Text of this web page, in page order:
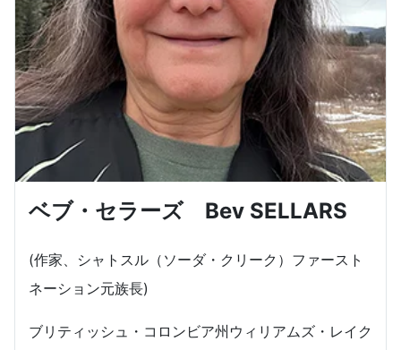
ベブ・セラーズ Bev SELLARS
(作家、シャトスル（ソーダ・クリーク）ファースト
ネーション元族長)
ブリティッシュ・コロンビア州ウィリアムズ・レイク